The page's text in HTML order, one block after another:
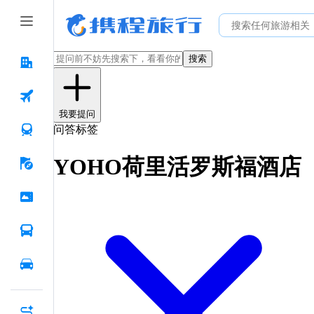
搜索
我要提问
问答标签
YOHO荷里活罗斯福酒店